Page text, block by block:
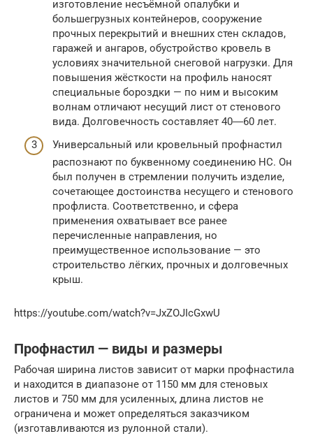
изготовление несъёмной опалубки и
большегрузных контейнеров, сооружение
прочных перекрытий и внешних стен складов,
гаражей и ангаров, обустройство кровель в
условиях значительной снеговой нагрузки. Для
повышения жёсткости на профиль наносят
специальные бороздки — по ним и высоким
волнам отличают несущий лист от стенового
вида. Долговечность составляет 40―60 лет.
Универсальный или кровельный профнастил
распознают по буквенному соединению НС. Он
был получен в стремлении получить изделие,
сочетающее достоинства несущего и стенового
профлиста. Соответственно, и сфера
применения охватывает все ранее
перечисленные направления, но
преимущественное использование — это
строительство лёгких, прочных и долговечных
крыш.
https://youtube.com/watch?v=JxZOJIcGxwU
Профнастил — виды и размеры
Рабочая ширина листов зависит от марки профнастила
и находится в диапазоне от 1150 мм для стеновых
листов и 750 мм для усиленных, длина листов не
ограничена и может определяться заказчиком
(изготавливаются из рулонной стали).